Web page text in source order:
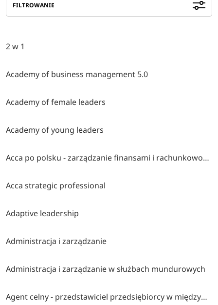
FILTROWANIE
2 w 1
Academy of business management 5.0
Academy of female leaders
Academy of young leaders
Acca po polsku - zarządzanie finansami i rachunkowość w środowisku międzynarodowym
Acca strategic professional
Adaptive leadership
Administracja i zarządzanie
Administracja i zarządzanie w służbach mundurowych
Agent celny - przedstawiciel przedsiębiorcy w międzynarodowym obrocie towarowym